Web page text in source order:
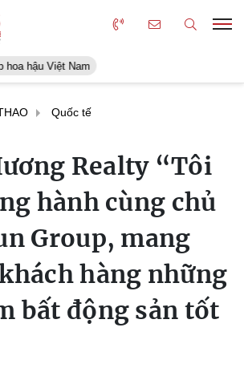
hậu Việt Nam
Quốc tế
Realty “Tôi
hành cùng chủ
Group, mang
hàng những
bất động sản tốt